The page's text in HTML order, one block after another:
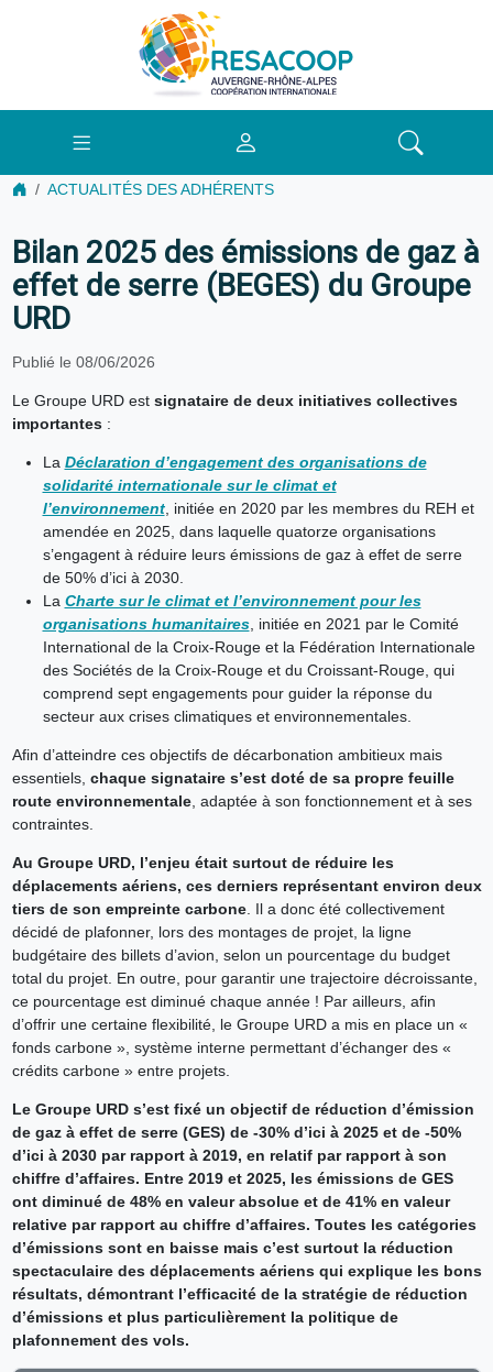
ACTUALITÉS DES ADHÉRENTS
Bilan 2025 des émissions de gaz à
effet de serre (BEGES) du Groupe
URD
Publié le 08/06/2026
Le Groupe URD est signataire de deux initiatives collectives
importantes :
La Déclaration d’engagement des organisations de
solidarité internationale sur le climat et
l’environnement, initiée en 2020 par les membres du REH et
amendée en 2025, dans laquelle quatorze organisations
s’engagent à réduire leurs émissions de gaz à effet de serre
de 50% d’ici à 2030.
La Charte sur le climat et l’environnement pour les
organisations humanitaires, initiée en 2021 par le Comité
International de la Croix-Rouge et la Fédération Internationale
des Sociétés de la Croix-Rouge et du Croissant-Rouge, qui
comprend sept engagements pour guider la réponse du
secteur aux crises climatiques et environnementales.
Afin d’atteindre ces objectifs de décarbonation ambitieux mais
essentiels, chaque signataire s’est doté de sa propre feuille
route environnementale, adaptée à son fonctionnement et à ses
contraintes.
Au Groupe URD, l’enjeu était surtout de réduire les
déplacements aériens, ces derniers représentant environ deux
tiers de son empreinte carbone. Il a donc été collectivement
décidé de plafonner, lors des montages de projet, la ligne
budgétaire des billets d’avion, selon un pourcentage du budget
total du projet. En outre, pour garantir une trajectoire décroissante,
ce pourcentage est diminué chaque année ! Par ailleurs, afin
d’offrir une certaine flexibilité, le Groupe URD a mis en place un «
fonds carbone », système interne permettant d’échanger des «
crédits carbone » entre projets.
Le Groupe URD s’est fixé un objectif de réduction d’émission
de gaz à effet de serre (GES) de -30% d’ici à 2025 et de -50%
d’ici à 2030 par rapport à 2019, en relatif par rapport à son
chiffre d’affaires. Entre 2019 et 2025, les émissions de GES
ont diminué de 48% en valeur absolue et de 41% en valeur
relative par rapport au chiffre d’affaires. Toutes les catégories
d’émissions sont en baisse mais c’est surtout la réduction
spectaculaire des déplacements aériens qui explique les bons
résultats, démontrant l’efficacité de la stratégie de réduction
d’émissions et plus particulièrement la politique de
plafonnement des vols.